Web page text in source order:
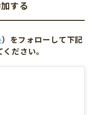
する
）をフォローして下記
ださい。